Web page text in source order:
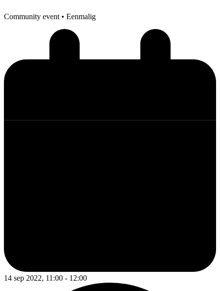
Community event • Eenmalig
14 sep 2022, 11:00 - 12:00